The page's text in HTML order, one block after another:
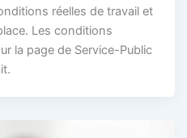
réelles de travail et
Les conditions
la page de Service-Public